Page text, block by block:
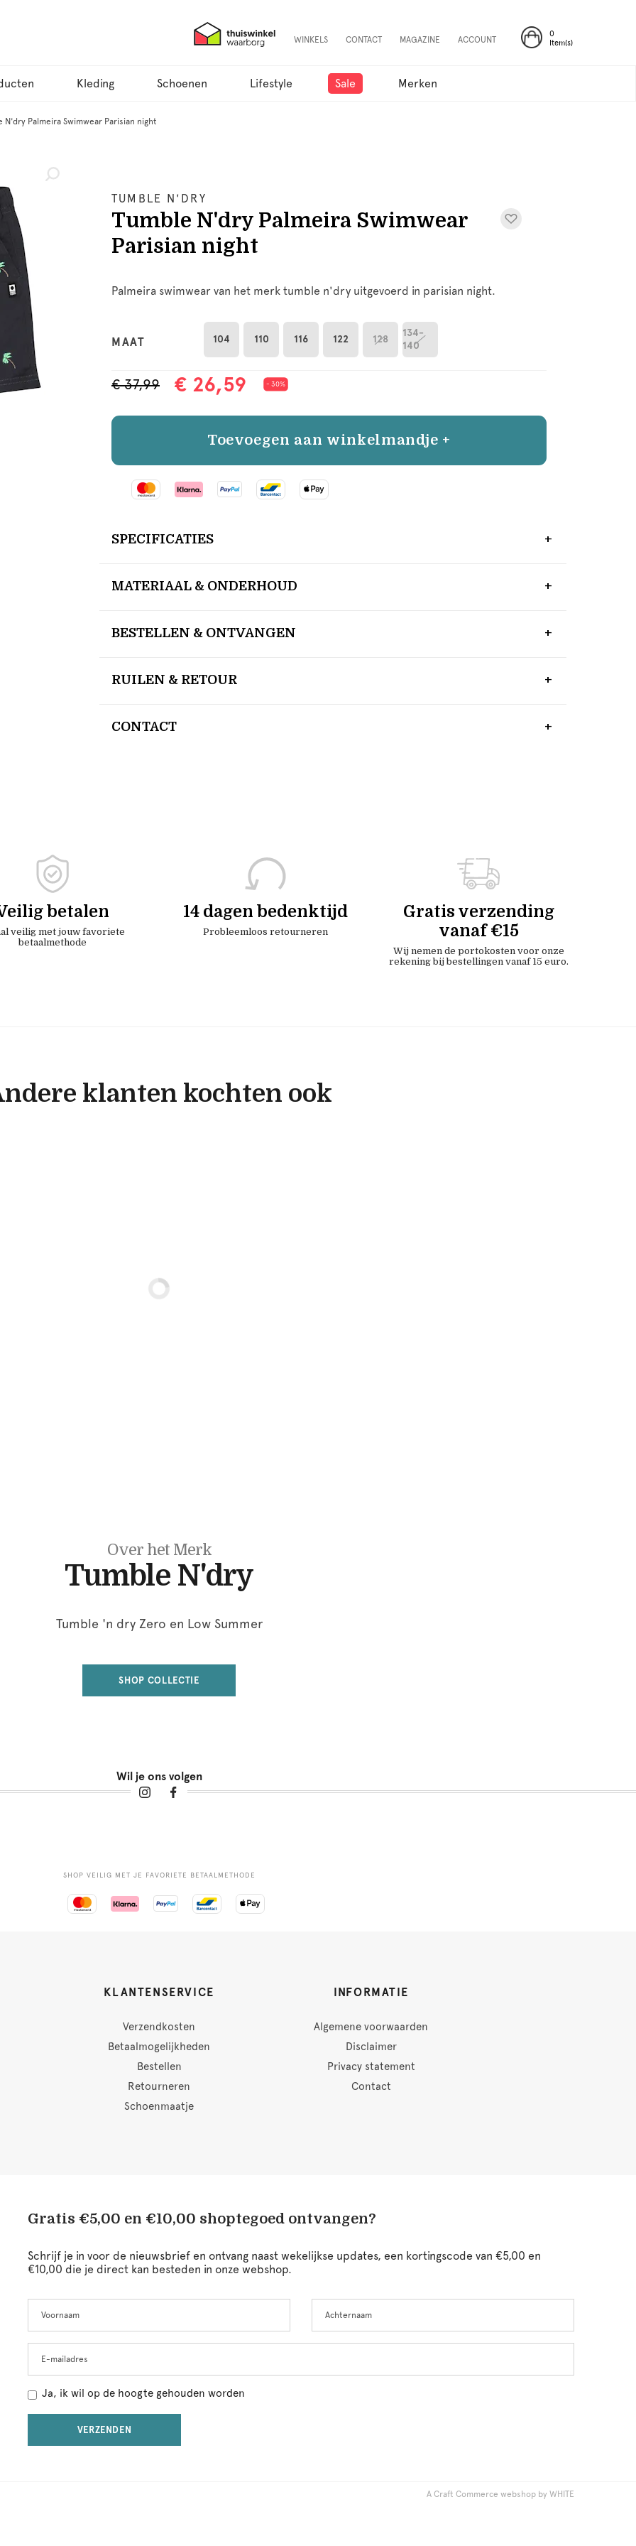
0
Item(s)
WINKELS CONTACT MAGAZINE ACCOUNT
Kleding Schoenen Lifestyle Sale Merken
N'dry Palmeira Swimwear Parisian night
TUMBLE N'DRY
Tumble N'dry Palmeira Swimwear
Parisian night
Palmeira swimwear van het merk tumble n'dry uitgevoerd in parisian night.
MAAT 104 110 116 122 128
134-
140
€ 37,99 € 26,59 - 30%
Toevoegen aan winkelmandje +
SPECIFICATIES
MATERIAAL & ONDERHOUD
BESTELLEN & ONTVANGEN
RUILEN & RETOUR
CONTACT
betalen
veilig met jouw favoriete
betaalmethode
14 dagen bedenktijd
Probleemloos retourneren
Gratis verzending
vanaf €15
Wij nemen de portokosten voor onze
rekening bij bestellingen vanaf 15 euro.
klanten kochten ook
Over het Merk
Tumble N'dry
Tumble 'n dry Zero en Low Summer
SHOP COLLECTIE
Wil je ons volgen
SHOP VEILIG MET JE FAVORIETE BETAALMETHODE
KLANTENSERVICE
Verzendkosten
Betaalmogelijkheden
Bestellen
Retourneren
Schoenmaatje
INFORMATIE
Algemene voorwaarden
Disclaimer
Privacy statement
Contact
Gratis €5,00 en €10,00 shoptegoed ontvangen?
Schrijf je in voor de nieuwsbrief en ontvang naast wekelijkse updates, een kortingscode van €5,00 en
€10,00 die je direct kan besteden in onze webshop.
this
field
blank
Ja, ik wil op de hoogte gehouden worden
VERZENDEN
A Craft Commerce webshop by WHITE